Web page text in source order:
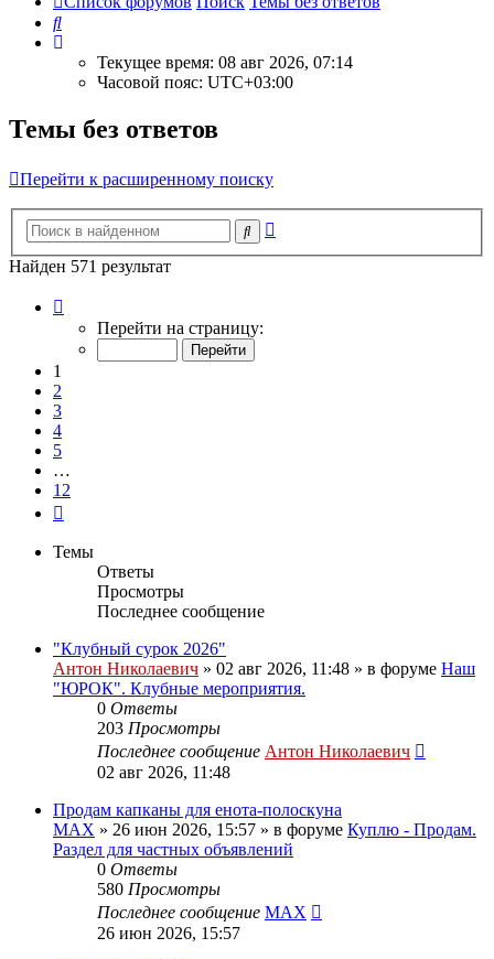
Поиск
Текущее время: 08 авг 2026, 07:14
Часовой пояс: UTC+03:00
Темы без ответов
Перейти к расширенному поиску
Поиск
Найден 571 результат
Перейти на страницу:
1
2
3
4
5
…
12
Темы
Ответы
Просмотры
Последнее сообщение
"Клубный сурок 2026"
Антон Николаевич » 02 авг 2026, 11:48 » в форуме Наш
"ЮРОК". Клубные мероприятия.
0 Ответы
203 Просмотры
Последнее сообщение Антон Николаевич
02 авг 2026, 11:48
Продам капканы для енота-полоскуна
MAX » 26 июн 2026, 15:57 » в форуме Куплю - Продам.
Раздел для частных объявлений
0 Ответы
580 Просмотры
Последнее сообщение MAX
26 июн 2026, 15:57